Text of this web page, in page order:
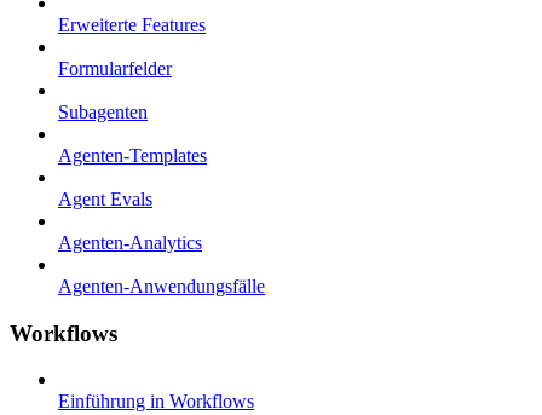
Erweiterte Features
Formularfelder
Subagenten
Agenten-Templates
Agent Evals
Agenten-Analytics
Agenten-Anwendungsfälle
Workflows
Einführung in Workflows